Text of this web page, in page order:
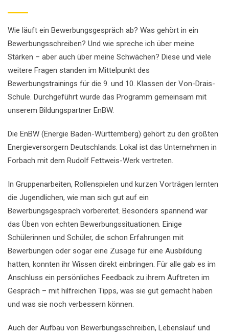
Wie läuft ein Bewerbungsgespräch ab? Was gehört in ein
Bewerbungsschreiben? Und wie spreche ich über meine
Stärken – aber auch über meine Schwächen? Diese und viele
weitere Fragen standen im Mittelpunkt des
Bewerbungstrainings für die 9. und 10. Klassen der Von-Drais-
Schule. Durchgeführt wurde das Programm gemeinsam mit
unserem Bildungspartner EnBW.
Die EnBW (Energie Baden-Württemberg) gehört zu den größten
Energieversorgern Deutschlands. Lokal ist das Unternehmen in
Forbach mit dem Rudolf Fettweis-Werk vertreten.
In Gruppenarbeiten, Rollenspielen und kurzen Vorträgen lernten
die Jugendlichen, wie man sich gut auf ein
Bewerbungsgespräch vorbereitet. Besonders spannend war
das Üben von echten Bewerbungssituationen. Einige
Schülerinnen und Schüler, die schon Erfahrungen mit
Bewerbungen oder sogar eine Zusage für eine Ausbildung
hatten, konnten ihr Wissen direkt einbringen. Für alle gab es im
Anschluss ein persönliches Feedback zu ihrem Auftreten im
Gespräch – mit hilfreichen Tipps, was sie gut gemacht haben
und was sie noch verbessern können.
Auch der Aufbau von Bewerbungsschreiben, Lebenslauf und